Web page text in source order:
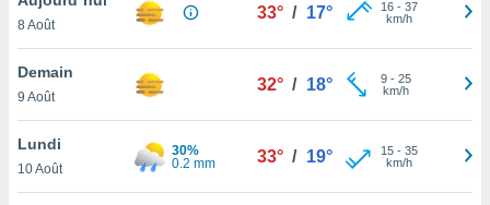
et
»,
au
vous
qu'ils
ou
8 Août
33° / 17° 16- 37
km/h
Demain
9 Août
32° / 18° 9- 25
km/h
Lundi
10 Août
30%
0.2 mm
33° / 19° 15- 35
km/h